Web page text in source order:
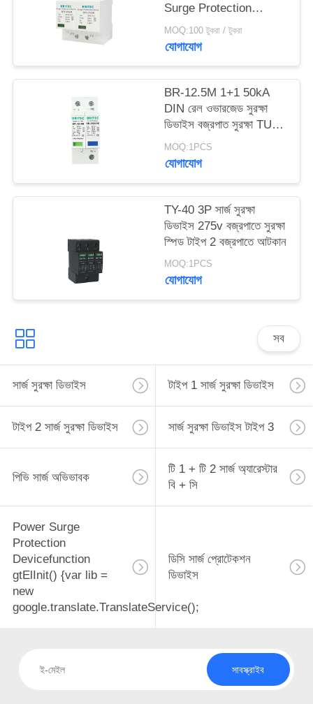
গোপনীয়তা
Surge Protection
Device 385v SPD
25KA IEC -
'bn', function () {});}
MOQ:100 টুকরা / টুকরা
যোগাযোগ
BR-12.5M 1+1 50kA
DIN রেল ওভারজেড সুরক্ষা
ডিভাইস বজ্রপাত সুরক্ষা TUV
অনুমোদন spd
MOQ:1PCS
যোগাযোগ
TY-40 3P সার্জ সুরক্ষা
ডিভাইস 275v বজ্রপাতে সুরক্ষা
স্পিড টাইপ 2 বজ্রপাতে আটকান
MOQ:1PCS
যোগাযোগ
সব
সার্জ সুরক্ষা ডিভাইস টাইপ 1 সার্জ সুরক্ষা ডিভাইস
টাইপ 2 সার্জ সুরক্ষা ডিভাইস সার্জ সুরক্ষা ডিভাইস টাইপ 3
পিভি সার্জ অভিভাবক
টি 1 + টি 2 সার্জ অ্যারেস্টার
বি + সি
Power Surge
Protection
Devicefunction
gtElInit() {var lib =
new
google.translate.TranslateService();
ডিসি সার্জ প্রোটেকশন
ডিভাইস
সাবস্ক্রাইব